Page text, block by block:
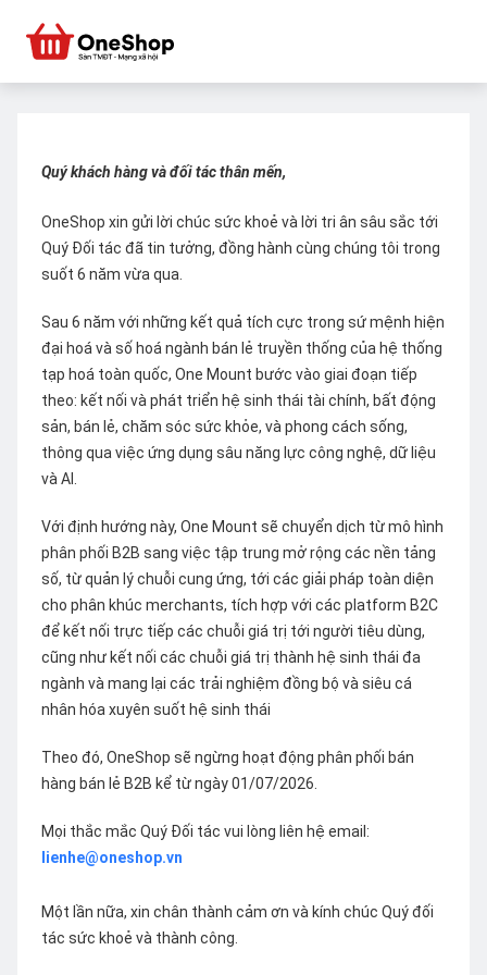
Quý khách hàng và đối tác thân mến,
OneShop xin gửi lời chúc sức khoẻ và lời tri ân sâu sắc tới
Quý Đối tác đã tin tưởng, đồng hành cùng chúng tôi trong
suốt 6 năm vừa qua.
Sau 6 năm với những kết quả tích cực trong sứ mệnh hiện
đại hoá và số hoá ngành bán lẻ truyền thống của hệ thống
tạp hoá toàn quốc, One Mount bước vào giai đoạn tiếp
theo: kết nối và phát triển hệ sinh thái tài chính, bất động
sản, bán lẻ, chăm sóc sức khỏe, và phong cách sống,
thông qua việc ứng dụng sâu năng lực công nghệ, dữ liệu
và AI.
Với định hướng này, One Mount sẽ chuyển dịch từ mô hình
phân phối B2B sang việc tập trung mở rộng các nền tảng
số, từ quản lý chuỗi cung ứng, tới các giải pháp toàn diện
cho phân khúc merchants, tích hợp với các platform B2C
để kết nối trực tiếp các chuỗi giá trị tới người tiêu dùng,
cũng như kết nối các chuỗi giá trị thành hệ sinh thái đa
ngành và mang lại các trải nghiệm đồng bộ và siêu cá
nhân hóa xuyên suốt hệ sinh thái
Theo đó, OneShop sẽ ngừng hoạt động phân phối bán
hàng bán lẻ B2B kể từ ngày 01/07/2026.
Mọi thắc mắc Quý Đối tác vui lòng liên hệ email:
lienhe@oneshop.vn
Một lần nữa, xin chân thành cảm ơn và kính chúc Quý đối
tác sức khoẻ và thành công.